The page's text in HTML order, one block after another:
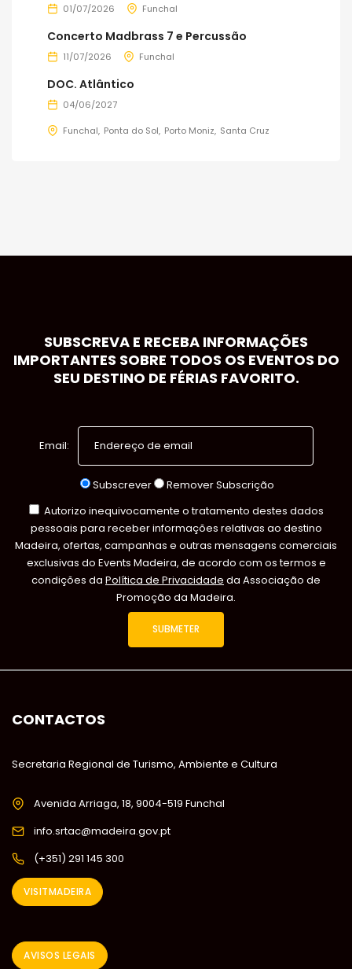
01/07/2026 Funchal
Concerto Madbrass 7 e Percussão
11/07/2026 Funchal
DOC. Atlântico
04/06/2027
Funchal Ponta do Sol Porto Moniz Santa Cruz
SUBSCREVA E RECEBA INFORMAÇÕES
IMPORTANTES SOBRE TODOS OS EVENTOS DO
SEU DESTINO DE FÉRIAS FAVORITO.
Email:
Subscrever
Remover Subscrição
Autorizo inequivocamente o tratamento destes dados
pessoais para receber informações relativas ao destino
Madeira, ofertas, campanhas e outras mensagens comerciais
exclusivas do Events Madeira, de acordo com os termos e
condições da Política de Privacidade da Associação de
Promoção da Madeira.
CONTACTOS
Secretaria Regional de Turismo, Ambiente e Cultura
Avenida Arriaga, 18, 9004-519 Funchal
info.srtac@madeira.gov.pt
(+351) 291 145 300
VISITMADEIRA
AVISOS LEGAIS